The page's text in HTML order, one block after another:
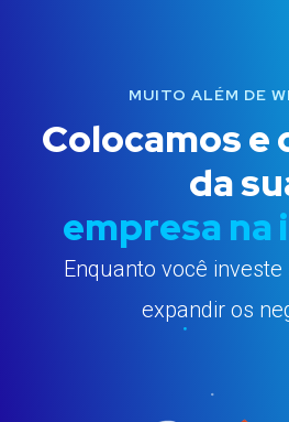
MUITO ALÉM DE
Colocamos e
da
empresa
Enquanto você
expandir os